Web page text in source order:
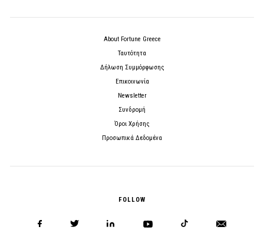
About Fortune Greece
Ταυτότητα
Δήλωση Συμμόρφωσης
Επικοινωνία
Newsletter
Συνδρομή
Όροι Χρήσης
Προσωπικά Δεδομένα
FOLLOW